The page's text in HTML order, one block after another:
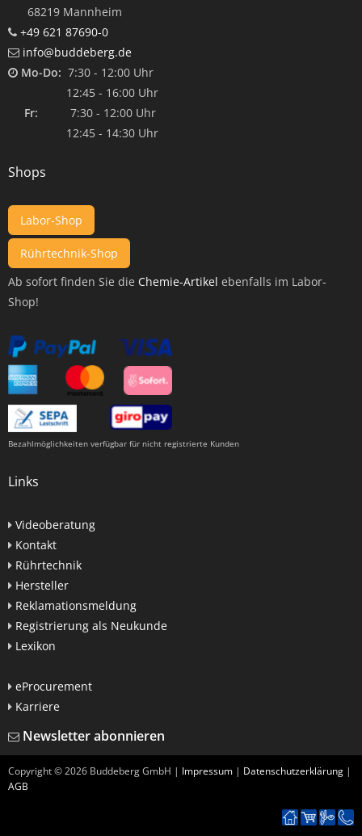
68219 Mannheim
+49 621 87690-0
info@buddeberg.de
Mo-Do: 7:30 - 12:00 Uhr
12:45 - 16:00 Uhr
Fr: 7:30 - 12:00 Uhr
12:45 - 14:30 Uhr
Shops
Labor-Shop
Rührtechnik-Shop
Ab sofort finden Sie die Chemie-Artikel ebenfalls im Labor-
Shop!
Bezahlmöglichkeiten verfügbar für nicht registrierte Kunden
Links
Videoberatung
Kontakt
Rührtechnik
Hersteller
Reklamationsmeldung
Registrierung als Neukunde
Lexikon
eProcurement
Karriere
Newsletter abonnieren
Copyright ©2026 Buddeberg GmbH | Impressum | Datenschutzerklärung |
AGB